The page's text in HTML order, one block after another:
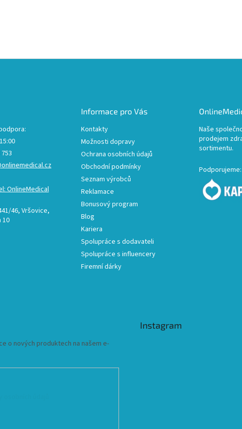
OnlineMedical
46, Vršovice,
10
Informace pro Vás
Kontakty
Možnosti dopravy
Ochrana osobních údajů
Obchodní podmínky
Seznam výrobců
Reklamace
Bonusový program
Blog
Kariera
Spolupráce s dodavateli
Spolupráce s influencery
Firemní dárky
Naše
prodejem
sortimentu.
Podporujeme:
o nových produktech na našem e-
Instagram